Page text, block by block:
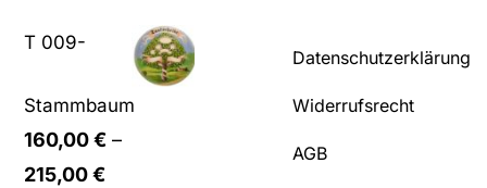
T 009-
Stammbaum
160,00€ –
215,00€
Datenschutzerklärung
Widerrufsrecht
AGB